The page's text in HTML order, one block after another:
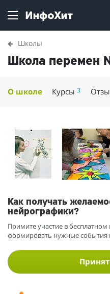
Школы
Школа перемен
О школе Курсы3
Как получать
нейрографики?
Примите участие в бесплатном
формировать нужные события